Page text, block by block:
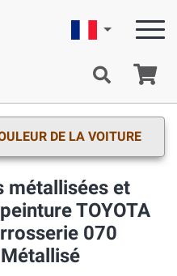
Française
DE LA VOITURE
métallisées et
TOYOTA
070